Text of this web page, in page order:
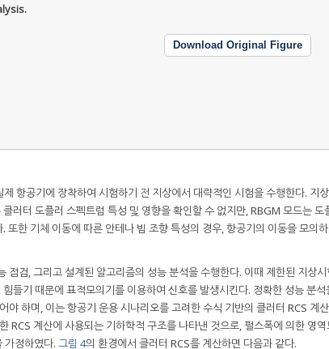
Download Original Figure
항공기에 장착하여 시험하기 전 지상에서 대략적인 시험을 수행한다. 지
러터 도플러 스펙트럼 특성 및 영향을 확인할 수 없지만, RBGM 모드는 도
한 기체 이동에 따른 안테나 빔 조향 특성의 경우, 항공기의 이동을 모의
점검, 그리고 설계된 알고리즘의 성능 분석을 수행한다. 이때 제한된 지상
들기 때문에 표적모의기를 이용하여 신호를 발생시킨다. 정확한 성능 분석
야 하며, 이는 항공기 운용 시나리오를 고려한 수식 기반의 클러터 RCS 계
RCS 계산에 사용되는 기하학적 구조를 나타낸 것으로, 펄스폭에 의한 영
정하였다. 그림 4의 환경에서 클러터 RCS를 계산하면 다음과 같다.